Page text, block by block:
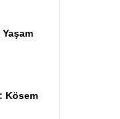
Kösem